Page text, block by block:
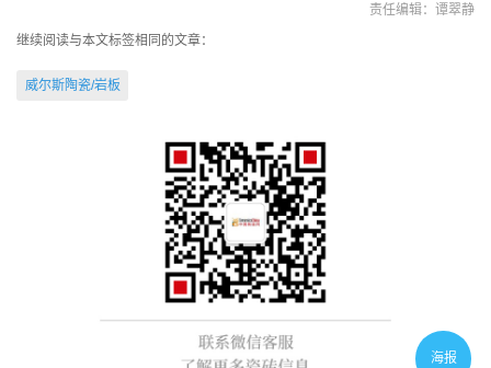
责任编辑：谭翠静
继续阅读与本文标签相同的文章：
威尔斯陶瓷/岩板
海报